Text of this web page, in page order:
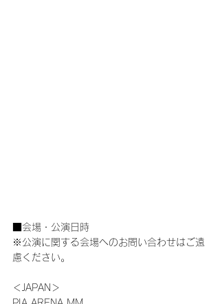
■会場・公演日時
※公演に関する会場へのお問い合わせはご遠
慮ください。
＜JAPAN＞